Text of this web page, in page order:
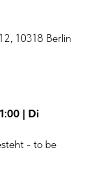
10318 Berlin
| Di
- to be